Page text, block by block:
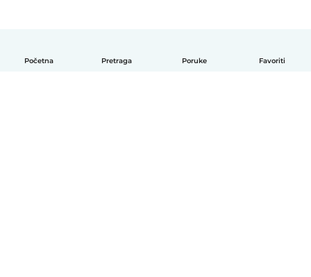
Početna Pretraga Poruke Favoriti